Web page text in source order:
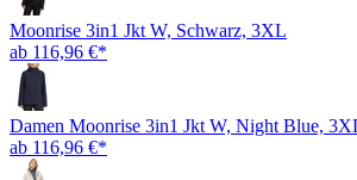
Moonrise 3in1 Jkt W, Schwarz, 3XL
ab 116,96 €*
Damen Moonrise 3in1 Jkt W, Night Blue,
ab 116,96 €*